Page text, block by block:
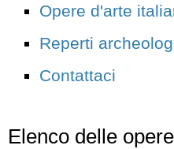
Opere d'arte
Reperti
Contattaci
Elenco delle